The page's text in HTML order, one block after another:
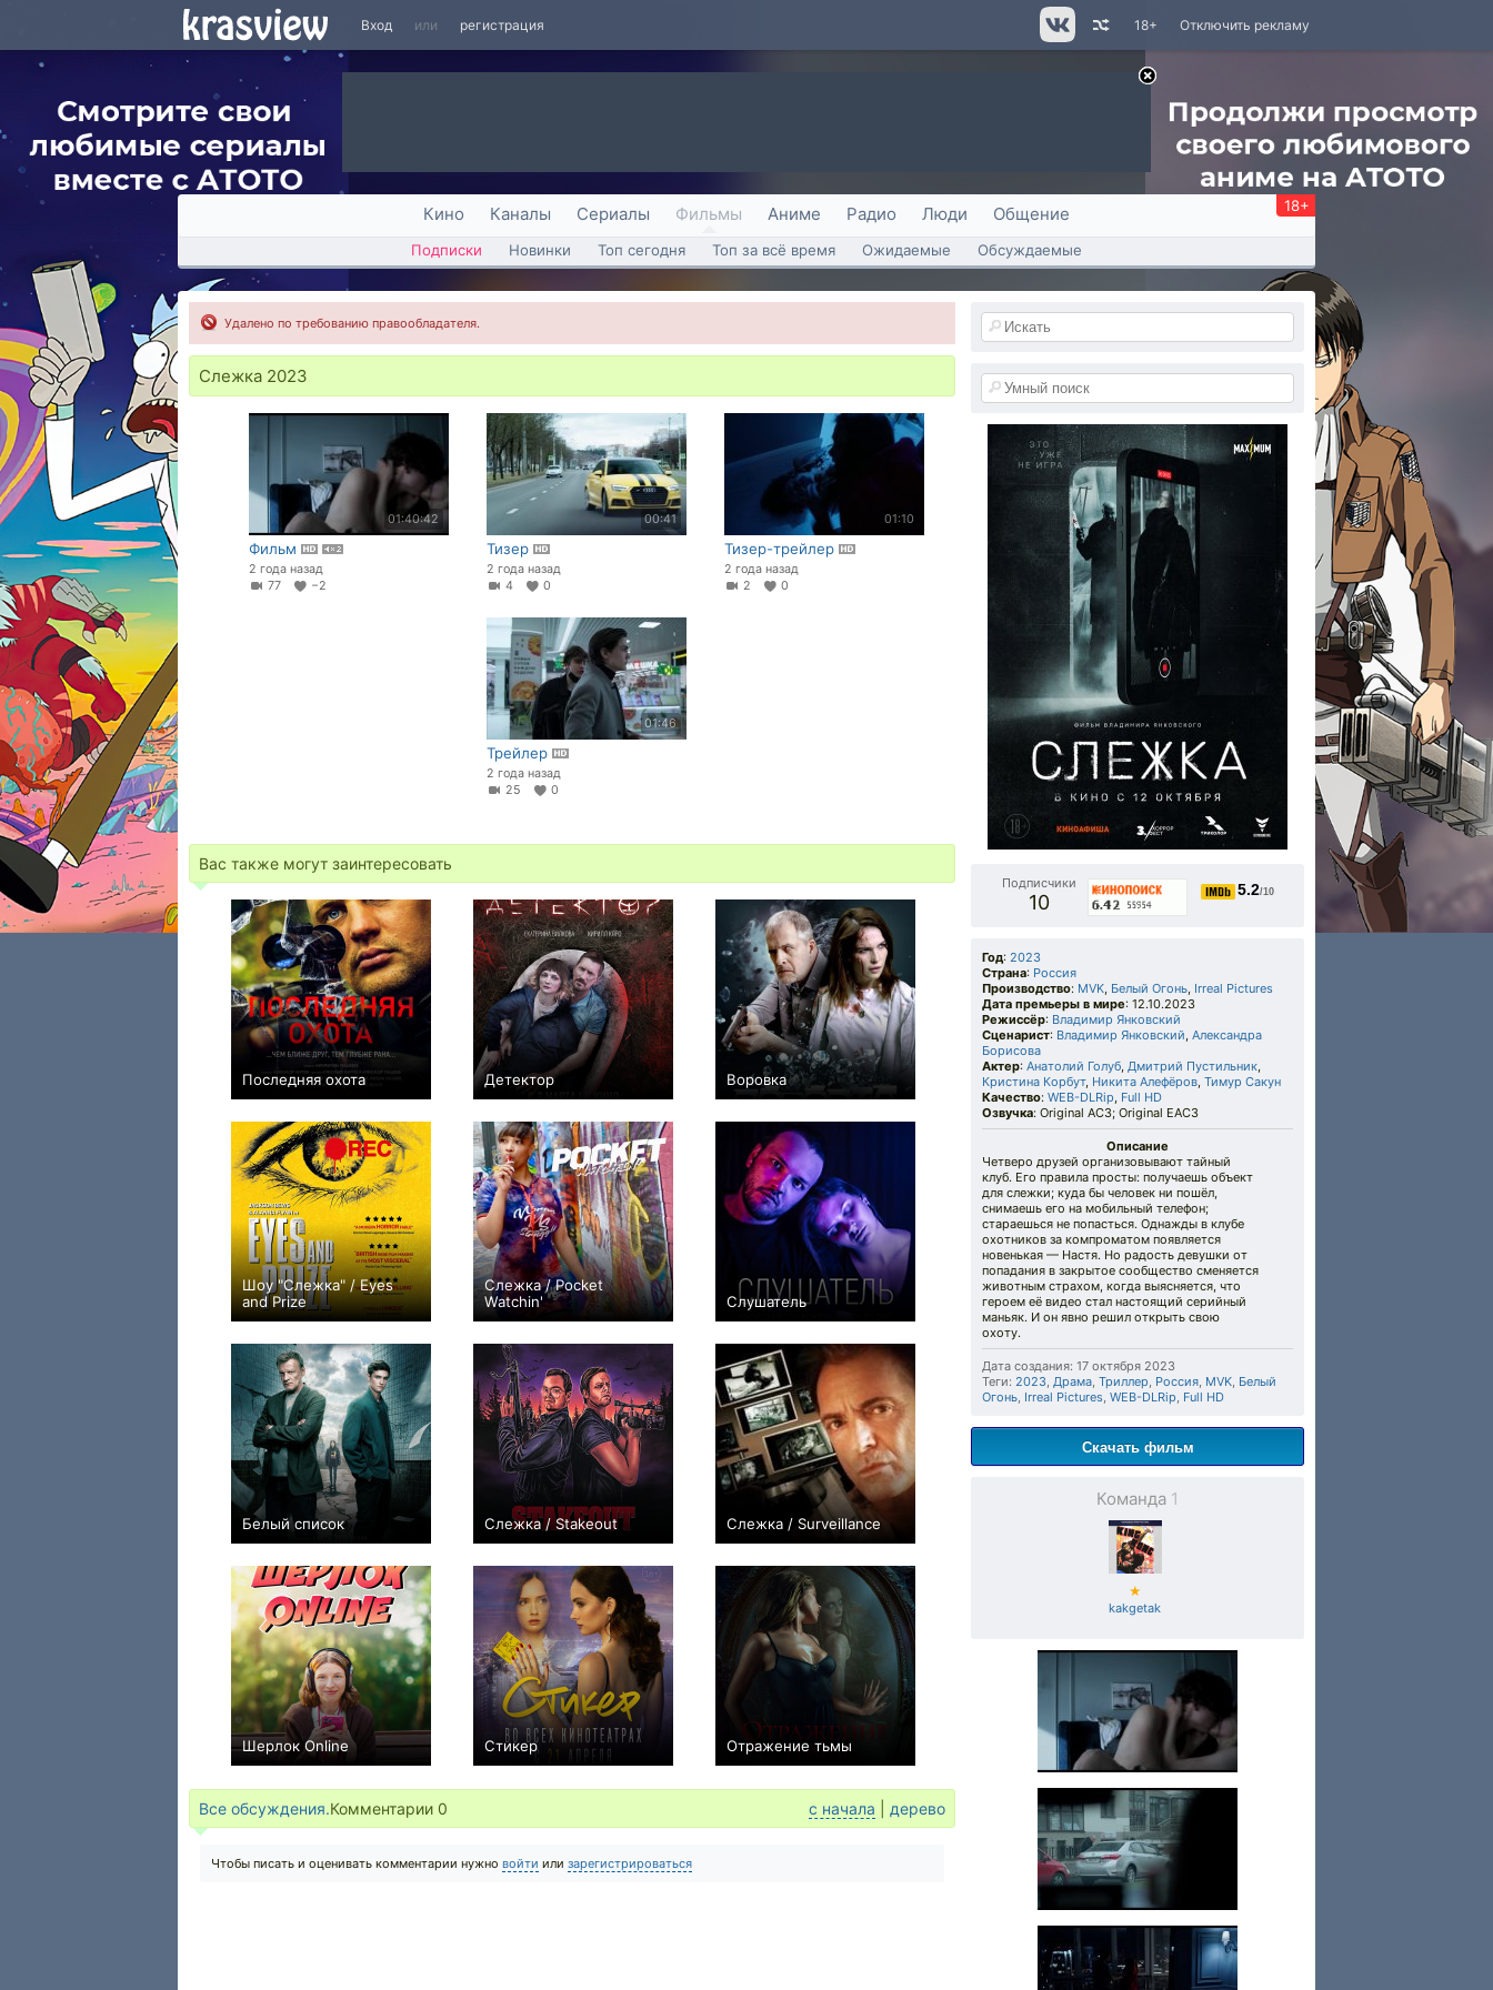
Вход или регистрация Отключить рекламу
18+
Кино Каналы Сериалы Фильмы Аниме Радио Люди Общение 18+
Подписки Новинки Топ сегодня Топ за всё время Ожидаемые Обсуждаемые
Удалено по требованию правообладателя.
Слежка 2023
01:40:42
Фильм
2 года назад
77
−2
00:41
Тизер
2 года назад
4
0
01:10
Тизер-трейлер
2 года назад
2
0
01:46
Трейлер
2 года назад
25
0
Вас также могут заинтересовать
Последняя охота
0
Детектор
+1
Воровка
−1
Шоу "Слежка" / Eyes
and Prize
0
Слежка / Pocket
Watchin'
0
Слушатель
−1
Белый список
−2
Слежка / Stakeout
0
Слежка / Surveillance
+1
Шерлок Online
+1
Стикер
0
Отражение тьмы
0
Все обсуждения.Комментарии 0 с начала дерево
Чтобы писать и оценивать комментарии нужно войти или зарегистрироваться
Подписчики
10
5.2/10
Год: 2023
Страна: Россия
Производство: MVK, Белый Огонь, Irreal Pictures
Дата премьеры в мире: 12.10.2023
Режиссёр: Владимир Янковский
Сценарист: Владимир Янковский, Александра
Борисова
Актер: Анатолий Голуб, Дмитрий Пустильник,
Кристина Корбут, Никита Алефёров, Тимур Сакун
Качество: WEB-DLRip, Full HD
Озвучка: Original AC3; Original EAC3
Описание
Четверо друзей организовывают тайный
клуб. Его правила просты: получаешь объект
для слежки; куда бы человек ни пошёл,
снимаешь его на мобильный телефон;
стараешься не попасться. Однажды в клубе
охотников за компроматом появляется
новенькая — Настя. Но радость девушки от
попадания в закрытое сообщество сменяется
животным страхом, когда выясняется, что
героем её видео стал настоящий серийный
маньяк. И он явно решил открыть свою
охоту.
Дата создания: 17 октября 2023
Теги: 2023, Драма, Триллер, Россия, MVK, Белый
Огонь, Irreal Pictures, WEB-DLRip, Full HD
Скачать фильм
Команда 1
★
kakgetak